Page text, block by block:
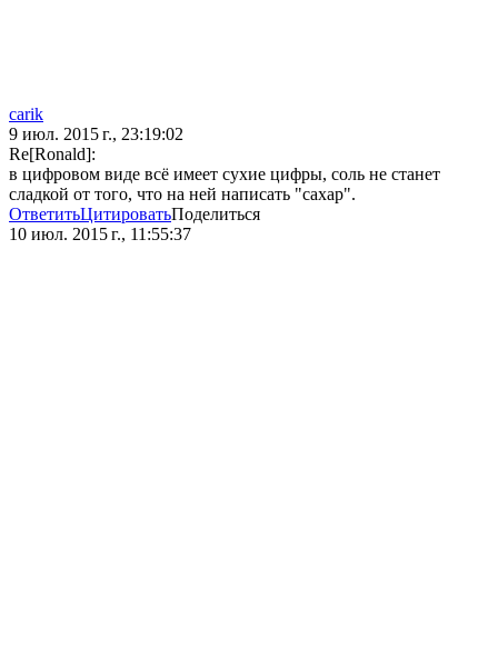
carik
9 июл. 2015 г., 23:19:02
Re[Ronald]:
в цифровом виде всё имеет сухие цифры, соль не станет
сладкой от того, что на ней написать "сахар".
ОтветитьЦитироватьПоделиться
10 июл. 2015 г., 11:55:37